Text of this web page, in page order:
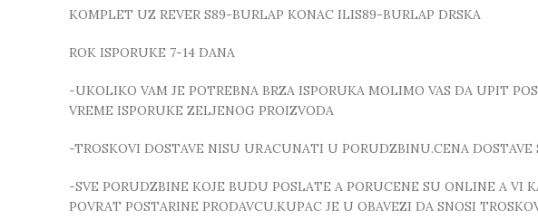
KOMPLET UZ REVER S89-BURLAP KONAC ILIS89-BURLAP DRSKA
ROK ISPORUKE 7-14 DANA
-UKOLIKO VAM JE POTREBNA BRZA ISPORUKA MOLIMO VAS DA UPIT
VREME ISPORUKE ZELJENOG PROIZVODA
-TROSKOVI DOSTAVE NISU URACUNATI U PORUDZBINU.CENA
-SVE PORUDZBINE KOJE BUDU POSLATE A PORUCENE SU ONLINE A VI
POVRAT POSTARINE PRODAVCU.KUPAC JE U OBAVEZI DA SNOSI